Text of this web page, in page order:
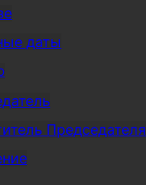
даты
Председателя